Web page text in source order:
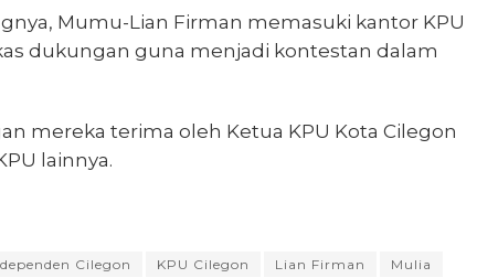
Mumu-Lian Firman memasuki kantor KPU
dukungan guna menjadi kontestan dalam
mereka terima oleh Ketua KPU Kota Cilegon
lainnya.
Cilegon KPU Cilegon Lian Firman Mulia